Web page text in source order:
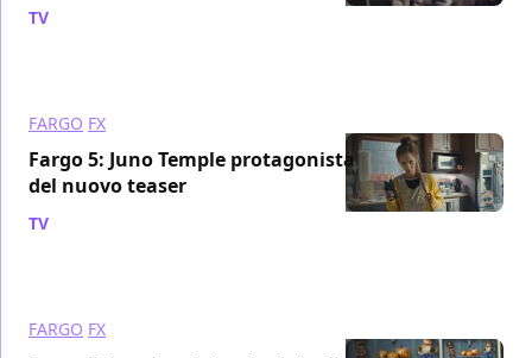
TV
FARGO FX
Fargo 5: Juno Temple protagonista
del nuovo teaser
TV
FARGO FX